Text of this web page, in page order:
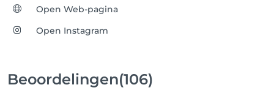
Open Web-pagina
Open Instagram
Beoordelingen(106)